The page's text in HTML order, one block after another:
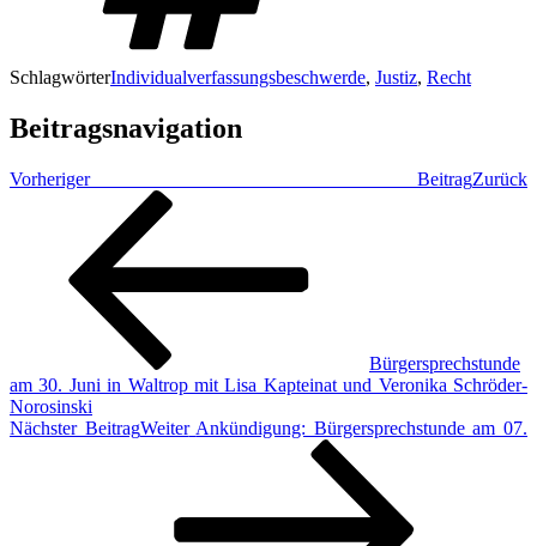
SchlagwörterIndividualverfassungsbeschwerde, Justiz, Recht
Beitragsnavigation
Vorheriger BeitragZurück
Bürgersprechstunde
am 30. Juni in Waltrop mit Lisa Kapteinat und Veronika Schröder-
Norosinski
Nächster BeitragWeiter Ankündigung: Bürgersprechstunde am 07.